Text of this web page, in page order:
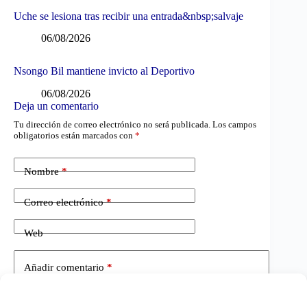
Uche se lesiona tras recibir una entrada&nbsp;salvaje
06/08/2026
Nsongo Bil mantiene invicto al Deportivo
06/08/2026
Deja un comentario
Tu dirección de correo electrónico no será publicada. Los campos
obligatorios están marcados con *
Nombre*
Correo electrónico*
Web
Añadir comentario *